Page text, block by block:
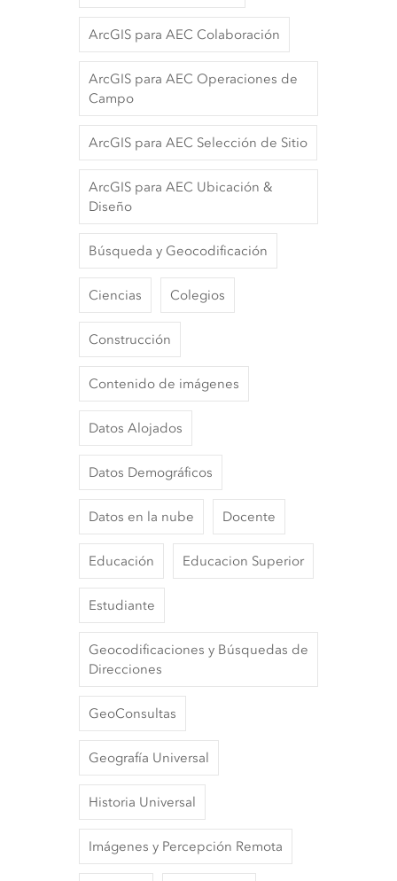
ArcGIS para AEC Colaboración
ArcGIS para AEC Operaciones de
Campo
ArcGIS para AEC Selección de Sitio
ArcGIS para AEC Ubicación &
Diseño
Búsqueda y Geocodificación
Ciencias Colegios
Construcción
Contenido de imágenes
Datos Alojados
Datos Demográficos
Datos en la nube Docente
Educación Educacion Superior
Estudiante
Geocodificaciones y Búsquedas de
Direcciones
GeoConsultas
Geografía Universal
Historia Universal
Imágenes y Percepción Remota